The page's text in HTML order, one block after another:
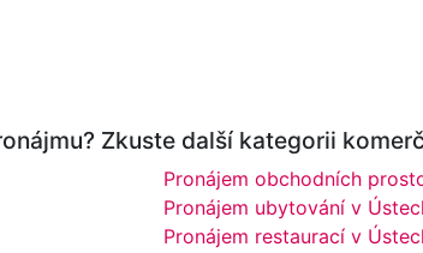
Zkuste další kategorii
Pronájem obchodních
Pronájem ubytování v
Pronájem restaurací v